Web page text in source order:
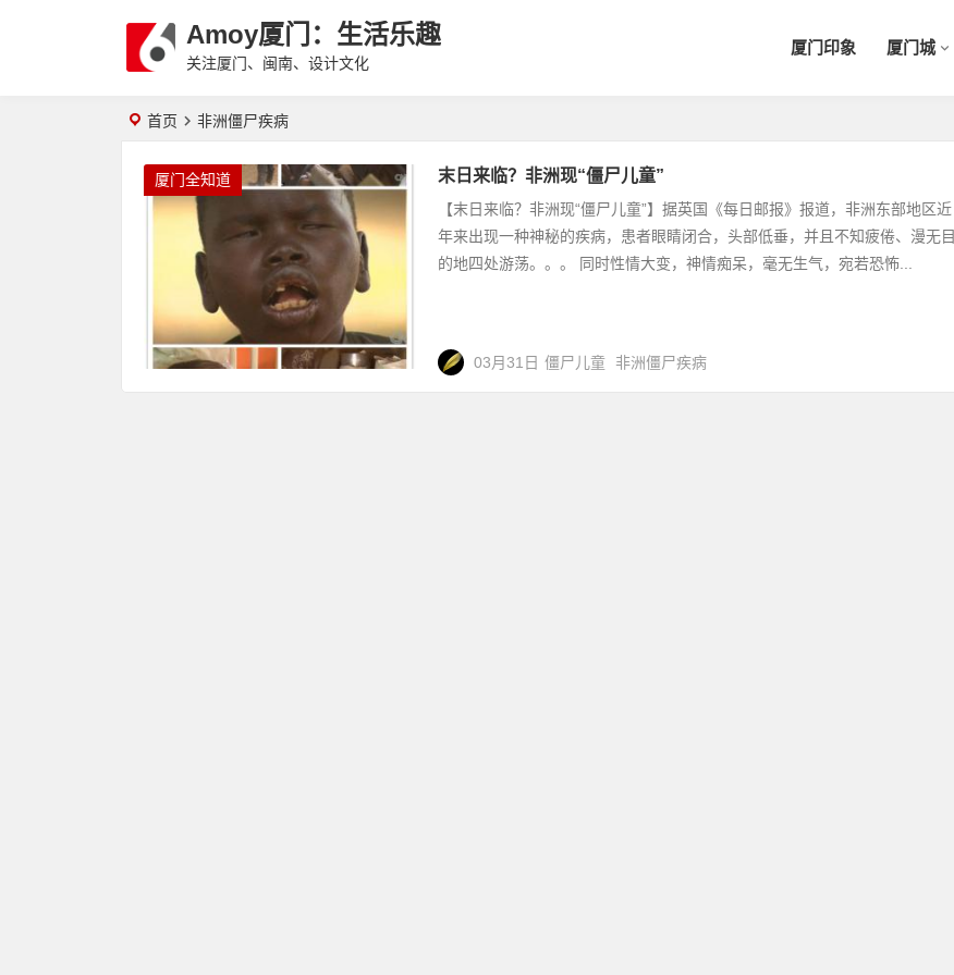
Amoy厦门：生活乐趣
关注厦门、闽南、设计文化
厦门印象 厦门城
首页 非洲僵尸疾病
厦门全知道 末日来临？非洲现“僵尸儿童”
【末日来临？非洲现“僵尸儿童”】据英国《每日邮报》报道，非洲东部地区近
年来出现一种神秘的疾病，患者眼睛闭合，头部低垂，并且不知疲倦、漫无目
的地四处游荡。。。 同时性情大变，神情痴呆，毫无生气，宛若恐怖...
03月31日 僵尸儿童 非洲僵尸疾病